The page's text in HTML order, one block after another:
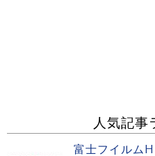
人気記事
富士フイルム